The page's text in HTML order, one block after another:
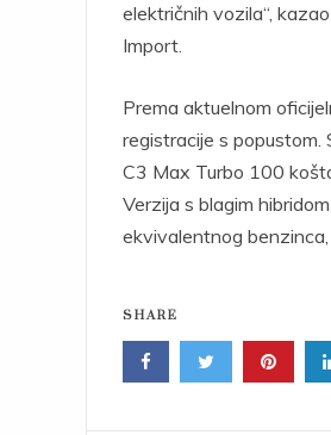
električnih vozila“,
Import.
Prema aktuelnom
registracije s popustom.
C3 Max Turbo 100
Verzija s blagim
ekvivalentnog
SHARE